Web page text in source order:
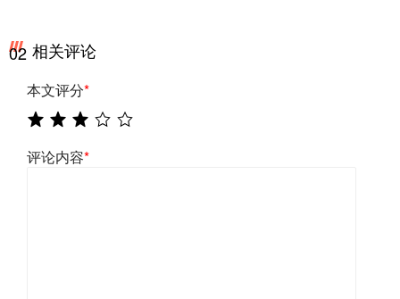
02 相关评论
本文评分*
评论内容*